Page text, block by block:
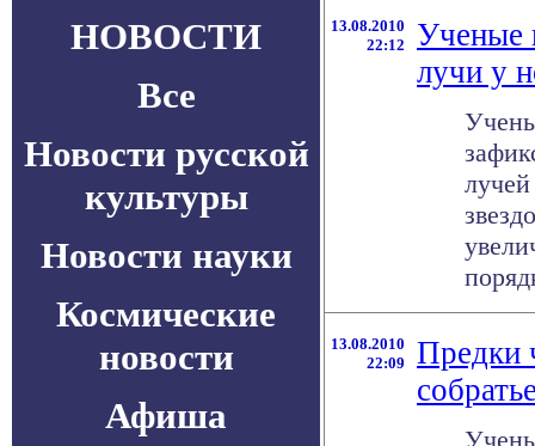
НОВОСТИ
Все
Новости русской
культуры
Новости науки
Космические
новости
Афиша
13.08.2010
22:12
Ученые
лучи у
13.08.2010
22:09
Предки